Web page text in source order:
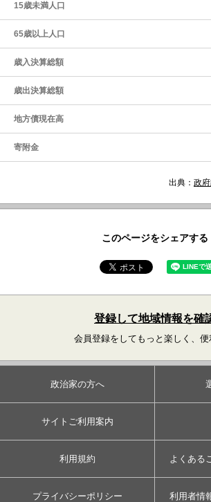
15歳未満人口
65歳以上人口
歳入決算総額
歳出決算総額
地方債現在高
寄附金
出典： 政
このページをシェアする
登録して地域情報を確
会員登録をしてもっと楽しく、便
政治家の方へ
サイトご利用案内
利用規約 よくある
プライバシーポリシー 利用者情